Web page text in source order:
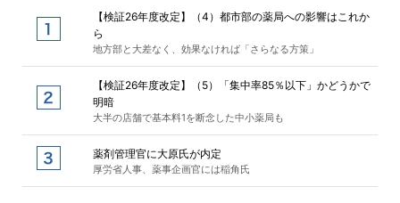
【検証26年度改定】（4）都市部の薬局への影響はこれか
ら
地方部と大差なく、効果なければ「さらなる方策」
【検証26年度改定】（5）「集中率85％以下」かどうかで
明暗
大半の店舗で基本料1を断念した中小薬局も
薬剤管理官に大原氏が内定
厚労省人事、薬事企画官には稲角氏